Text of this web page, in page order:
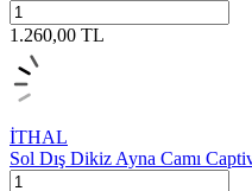
1.260,00 TL
İTHAL
Sol Dış Dikiz Ayna Camı